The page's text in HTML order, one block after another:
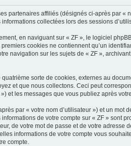
partenaires affiliés (désignés ci-après par «
collectées lors des sessions
en naviguant sur « ZF », le logiciel
cookies ne contiennent qu’un
navigation sur les sujets de « ZF »,
sorte de cookies, externes au
et que nous collectons. Ceci peut
et les messages que vous publiez après
par « votre nom d’utilisateur ») et un
de votre compte sur « ZF » sont
de votre mot de passe et de votre
informations de votre compte vous
compte.